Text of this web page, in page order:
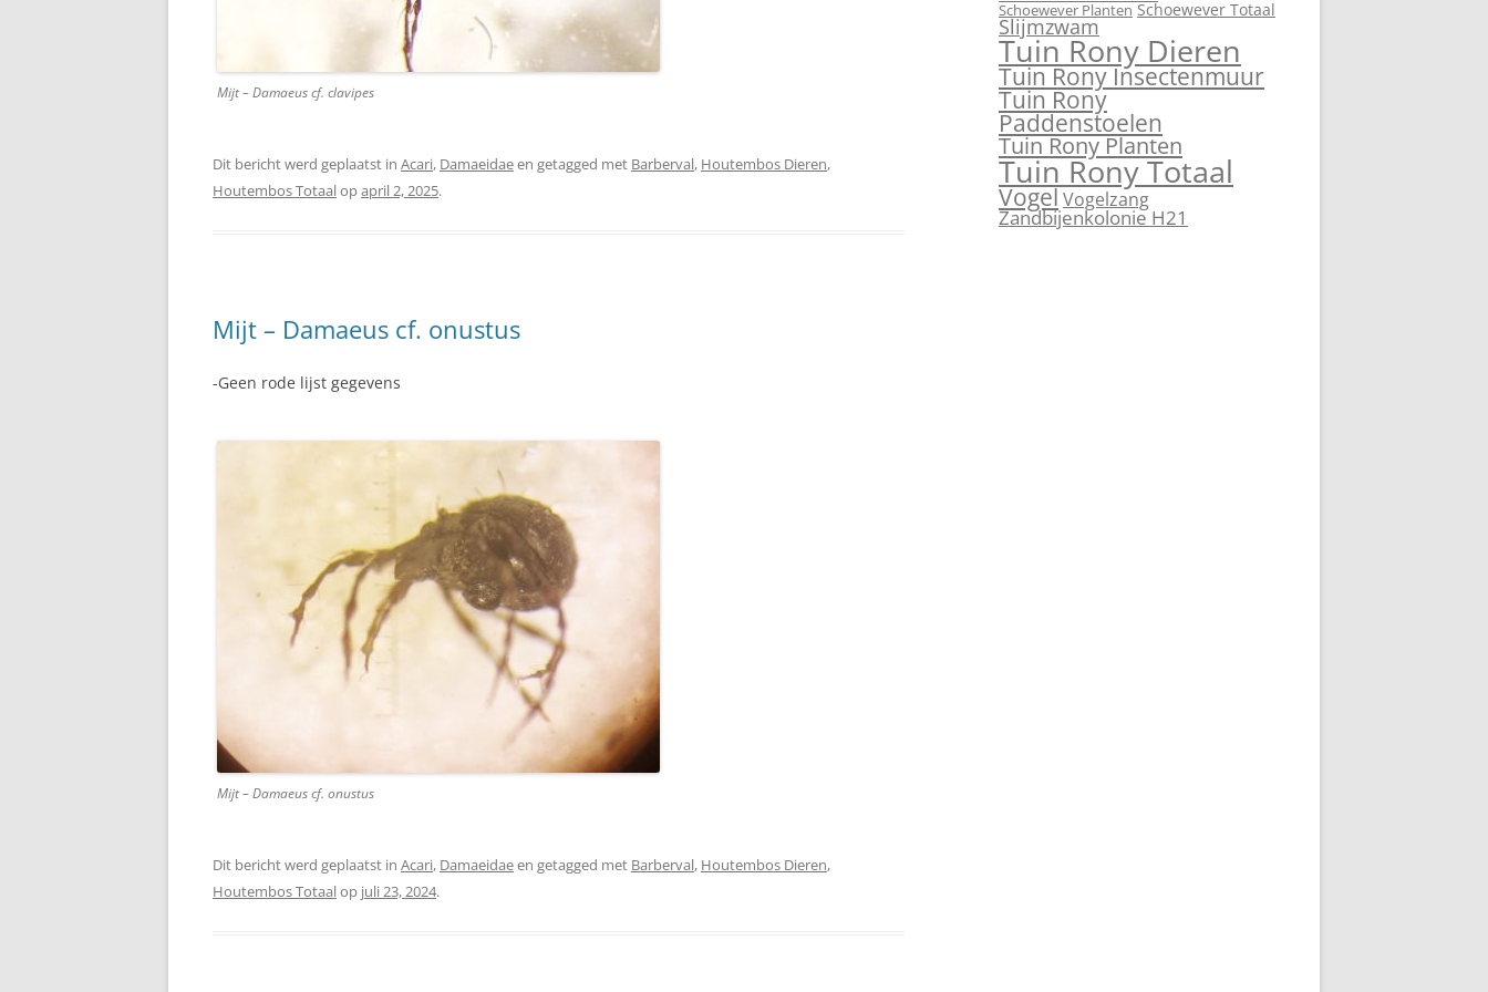
Mijt – Damaeus cf. clavipes
Dit bericht werd geplaatst in Acari, Damaeidaeen getagged met Barberval, Houtembos Dieren,
Houtembos Totaalopapril 2, 2025.
Mijt – Damaeus cf. onustus
-Geen rode lijst gegevens
Mijt – Damaeus cf. onustus
Dit bericht werd geplaatst in Acari, Damaeidaeen getagged met Barberval, Houtembos Dieren,
Houtembos Totaalop juli 23, 2024.
Schoewever Planten Schoewever Totaal
Slijmzwam
Tuin Rony Dieren
Tuin Rony Insectenmuur
Tuin Rony
Paddenstoelen
Tuin Rony Planten
Tuin Rony Totaal
VogelVogelzang
Zandbijenkolonie H21